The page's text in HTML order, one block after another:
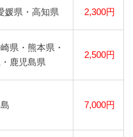
媛県・高知県 2,300円
県・熊本県・
鹿児島県
2,500円
7,000円